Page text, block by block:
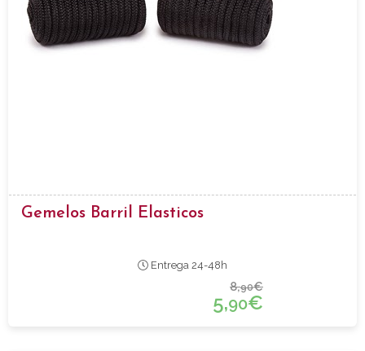
Gemelos Barril Elasticos
Entrega 24-48h
8,90€
5,90€